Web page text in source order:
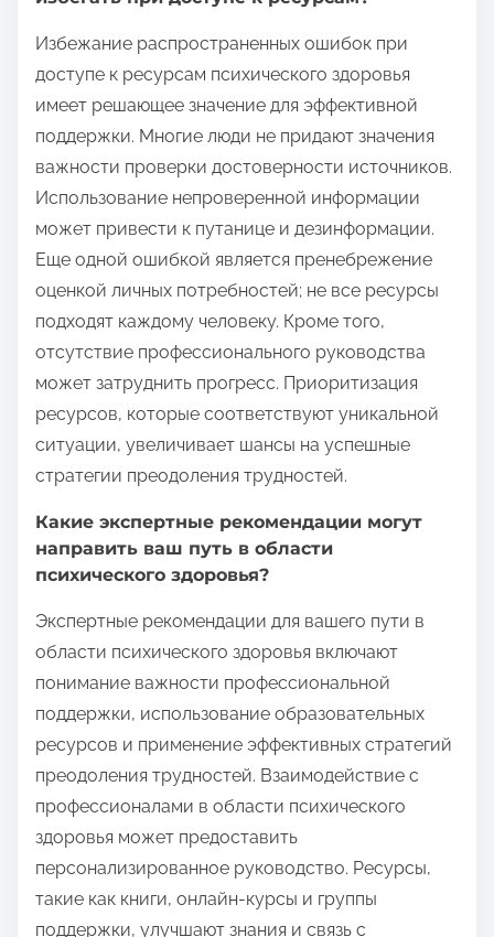
Избежание распространенных ошибок при
доступе к ресурсам психического здоровья
имеет решающее значение для эффективной
поддержки. Многие люди не придают значения
важности проверки достоверности источников.
Использование непроверенной информации
может привести к путанице и дезинформации.
Еще одной ошибкой является пренебрежение
оценкой личных потребностей; не все ресурсы
подходят каждому человеку. Кроме того,
отсутствие профессионального руководства
может затруднить прогресс. Приоритизация
ресурсов, которые соответствуют уникальной
ситуации, увеличивает шансы на успешные
стратегии преодоления трудностей.
Какие экспертные рекомендации могут
направить ваш путь в области
психического здоровья?
Экспертные рекомендации для вашего пути в
области психического здоровья включают
понимание важности профессиональной
поддержки, использование образовательных
ресурсов и применение эффективных стратегий
преодоления трудностей. Взаимодействие с
профессионалами в области психического
здоровья может предоставить
персонализированное руководство. Ресурсы,
такие как книги, онлайн-курсы и группы
поддержки, улучшают знания и связь с